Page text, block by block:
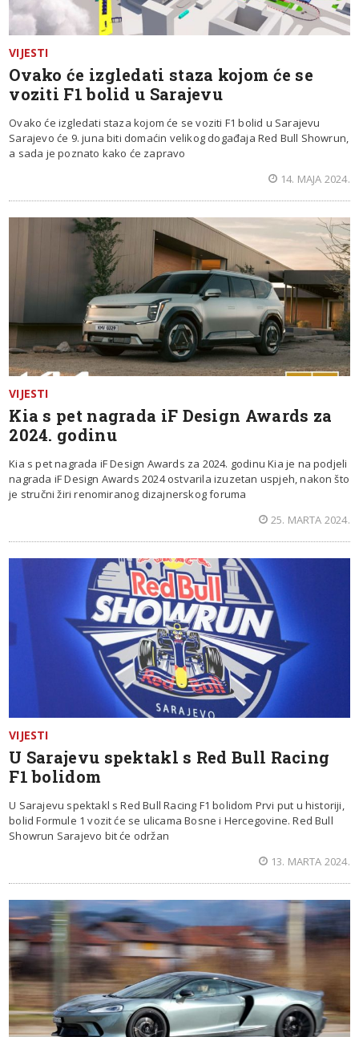
VIJESTI
Ovako će izgledati staza kojom će se
voziti F1 bolid u Sarajevu
Ovako će izgledati staza kojom će se voziti F1 bolid u Sarajevu
Sarajevo će 9. juna biti domaćin velikog događaja Red Bull Showrun,
a sada je poznato kako će zapravo
14. MAJA 2024.
VIJESTI
Kia s pet nagrada iF Design Awards za
2024. godinu
Kia s pet nagrada iF Design Awards za 2024. godinu Kia je na podjeli
nagrada iF Design Awards 2024 ostvarila izuzetan uspjeh, nakon što
je stručni žiri renomiranog dizajnerskog foruma
25. MARTA 2024.
VIJESTI
U Sarajevu spektakl s Red Bull Racing
F1 bolidom
U Sarajevu spektakl s Red Bull Racing F1 bolidom Prvi put u historiji,
bolid Formule 1 vozit će se ulicama Bosne i Hercegovine. Red Bull
Showrun Sarajevo bit će održan
13. MARTA 2024.